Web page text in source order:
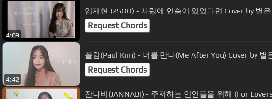
4:09
임재현 (2SOO) - 사랑에 연습이 있었다면 Cover by 별은
Request Chords
4:42
폴킴(Paul Kim) - 너를 만나(Me After You) Cover by 별
Request Chords
잔나비(JANNABI) - 주저하는 연인들을 위해 (For